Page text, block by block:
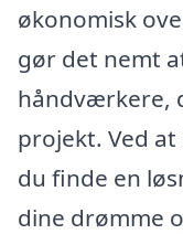
økonomisk
gør det nemt
håndværkere,
projekt. Ved
du finde en
dine drømme